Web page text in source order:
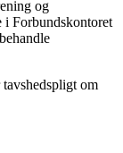
og
i Forbundskontoret
om